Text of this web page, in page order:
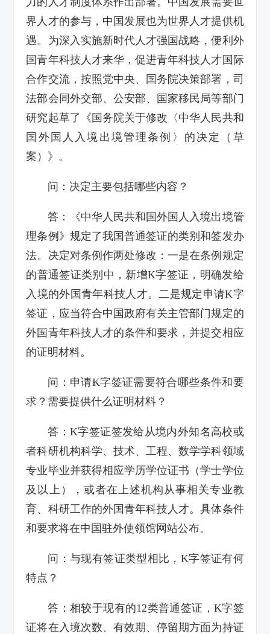
界人才的参与，中国发展也为世界人才提供机
遇。为深入实施新时代人才强国战略，便利外
国青年科技人才来华，促进青年科技人才国际
合作交流，按照党中央、国务院决策部署，司
法部会同外交部、公安部、国家移民局等部门
研究起草了《国务院关于修改〈中华人民共和
国外国人入境出境管理条例〉的决定（草
案）》。
问：决定主要包括哪些内容？
答：《中华人民共和国外国人入境出境管
理条例》规定了我国普通签证的类别和签发办
法。决定对条例作两处修改：一是在条例规定
的普通签证类别中，新增K字签证，明确发给
入境的外国青年科技人才。二是规定申请K字
签证，应当符合中国政府有关主管部门规定的
外国青年科技人才的条件和要求，并提交相应
的证明材料。
问：申请K字签证需要符合哪些条件和要
求？需要提供什么证明材料？
答：K字签证签发给从境内外知名高校或
者科研机构科学、技术、工程、数学学科领域
专业毕业并获得相应学历学位证书（学士学位
及以上），或者在上述机构从事相关专业教
育、科研工作的外国青年科技人才。具体条件
和要求将在中国驻外使领馆网站公布。
问：与现有签证类型相比，K字签证有何
特点？
答：相较于现有的12类普通签证，K字签
证将在入境次数、有效期、停留期方面为持证